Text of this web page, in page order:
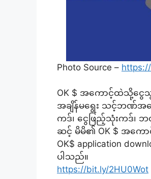
Photo Source –
OK $ အကောင့်ထဲသို့ငွေသွ
အချိန်မရွေး သင့်ဘဏ်အ
ကဒ်၊ ငွေဖြည့်သုံးကဒ်၊ ဘ
ဆင့် မိမိ၏ OK $ အကေ
OK$ application
ပါသည်။
https://bit.ly/2HU0Wot